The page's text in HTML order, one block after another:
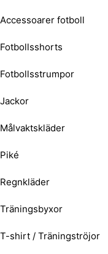
Accessoarer fotboll
Fotbollsshorts
Fotbollsstrumpor
Jackor
Målvaktskläder
Piké
Regnkläder
Träningsbyxor
T-shirt / Träningströjor